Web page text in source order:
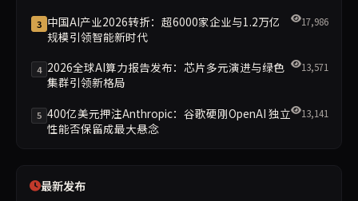
3 中国AI产业2026转折：超6000家企业与1.2万亿
规模引领智能新时代
17,986
4 2026全球AI算力报告发布：芯片多元演进与绿色
集群引领新格局
13,571
5 400亿美元押注Anthropic：谷歌硬刚OpenAI 独立
性能否保留成最大悬念
13,141
最新发布